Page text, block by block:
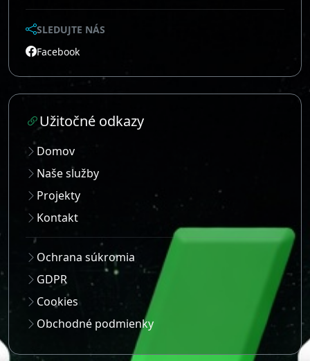
SLEDUJTE NÁS
Facebook
Užitočné odkazy
Domov
Naše služby
Projekty
Kontakt
Ochrana súkromia
GDPR
Cookies
Obchodné podmienky